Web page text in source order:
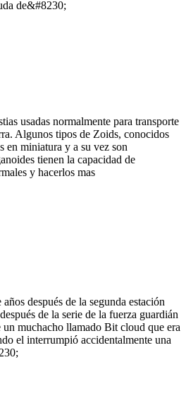
de&#8230;
usadas normalmente para transporte
Algunos tipos de Zoids, conocidos
en miniatura y a su vez son
tienen la capacidad de
y hacerlos mas
después de la segunda estación
de la serie de la fuerza guardián
muchacho llamado Bit cloud que era
el interrumpió accidentalmente una